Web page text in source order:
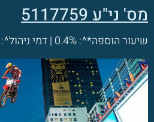
מס' ני"ע 5117759
שיעור הוספה*^: 0.4% | דמי ניהול^: 1.85%